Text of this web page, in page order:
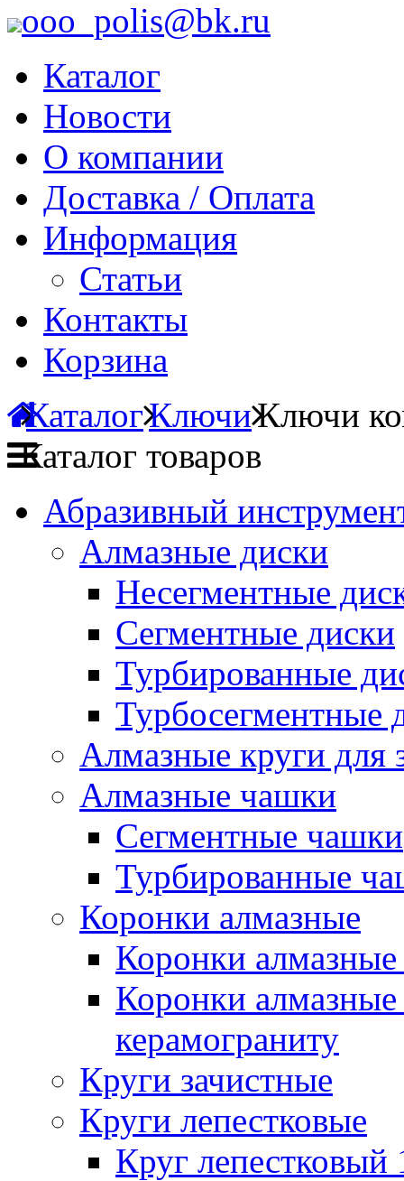
ooo_polis@bk.ru
Каталог
Новости
О компании
Доставка / Оплата
Информация
Статьи
Контакты
Корзина
КаталогКлючиКлючи
Каталог товаров
Абразивный
Алмазные диски
Несегментные
Сегментные диски
Турбированные
Турбосегментные
Алмазные круги для
Алмазные чашки
Сегментные чашки
Турбированные
Коронки алмазные
Коронки
Коронки
керамограниту
Круги зачистные
Круги лепестковые
Круг